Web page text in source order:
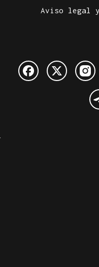
Aviso legal